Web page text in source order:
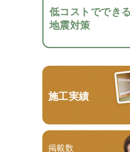
低コストでできる
地震対策
施工実績
掲載数